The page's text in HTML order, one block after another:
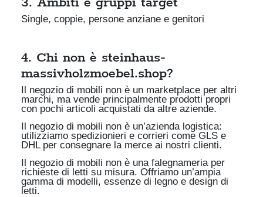
Single, coppie, persone anziane e genitori
4. Chi non è steinhaus-
massivholzmoebel.shop?
Il negozio di mobili non è un marketplace per altri
marchi, ma vende principalmente prodotti propri
con pochi articoli acquistati da altre aziende.
Il negozio di mobili non è un’azienda logistica:
utilizziamo spedizionieri e corrieri come GLS e
DHL per consegnare la merce ai nostri clienti.
Il negozio di mobili non è una falegnameria per
richieste di letti su misura. Offriamo un’ampia
gamma di modelli, essenze di legno e design di
letti.